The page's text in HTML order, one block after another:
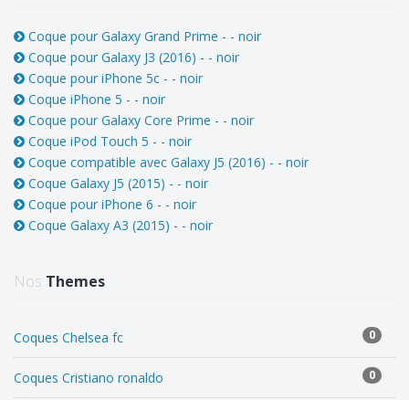
Coque pour Galaxy Grand Prime - - noir
Coque pour Galaxy J3 (2016) - - noir
Coque pour iPhone 5c - - noir
Coque iPhone 5 - - noir
Coque pour Galaxy Core Prime - - noir
Coque iPod Touch 5 - - noir
Coque compatible avec Galaxy J5 (2016) - - noir
Coque Galaxy J5 (2015) - - noir
Coque pour iPhone 6 - - noir
Coque Galaxy A3 (2015) - - noir
Nos Themes
Coques Chelsea fc 0
Coques Cristiano ronaldo 0